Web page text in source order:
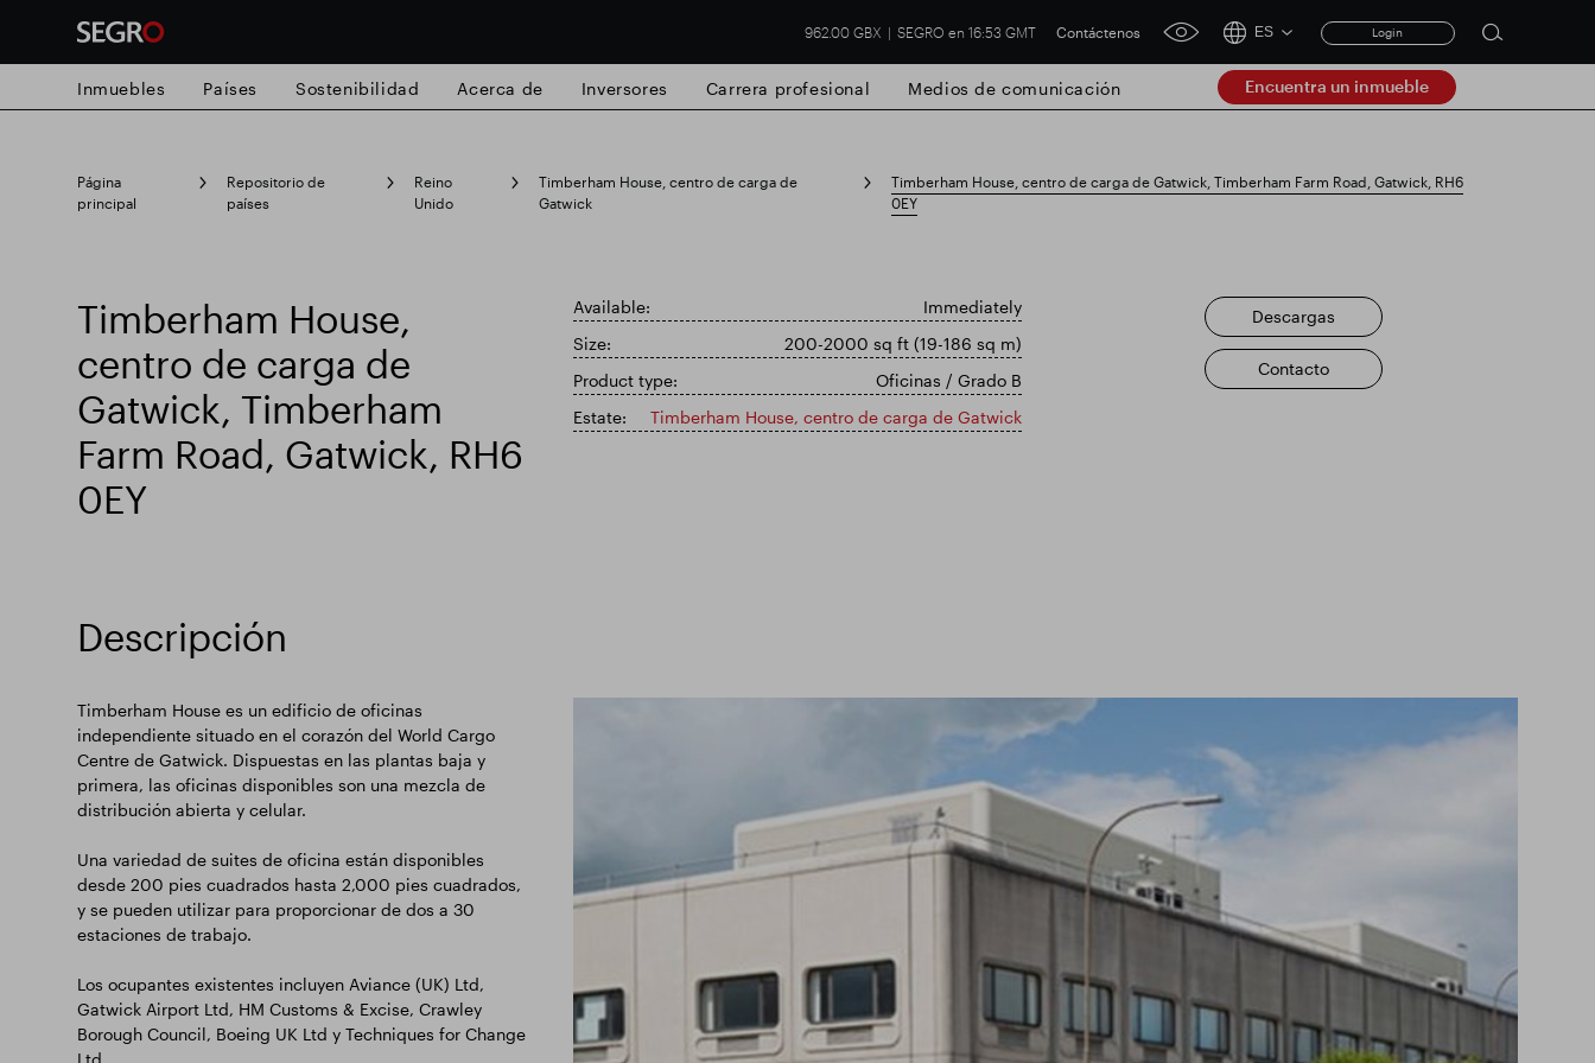
962.00 GBX SEGRO en 16:53 GMT Contáctenos
accessibility
ES Login
form
Submit
for
Claro
Responsable SEGRO Finca comercial Slough Resultados financieros Actualización comercial
Parque inteligente
Inmuebles Países Sostenibilidad Acerca de Inversores Carrera profesional Medios de comunicación Encuentra un inmueble
Página
principal
Repositorio de
países
Reino
Unido
Timberham House, centro de carga de
Gatwick
Timberham House, centro de carga de Gatwick, Timberham Farm Road, Gatwick, RH6
0EY
Timberham House,
centro de carga de
Gatwick, Timberham
Farm Road, Gatwick, RH6
0EY
Available:
Immediately
Size:
200-2000 sq ft (19-186 sq m)
Product type:
Oficinas / Grado B
Estate:
Timberham House, centro de carga de Gatwick
Descargas
Contacto
Descripción
Timberham House es un edificio de oficinas
independiente situado en el corazón del World Cargo
Centre de Gatwick. Dispuestas en las plantas baja y
primera, las oficinas disponibles son una mezcla de
distribución abierta y celular.
Una variedad de suites de oficina están disponibles
desde 200 pies cuadrados hasta 2,000 pies cuadrados,
y se pueden utilizar para proporcionar de dos a 30
estaciones de trabajo.
Los ocupantes existentes incluyen Aviance (UK) Ltd,
Gatwick Airport Ltd, HM Customs & Excise, Crawley
Borough Council, Boeing UK Ltd y Techniques for Change
Ltd.